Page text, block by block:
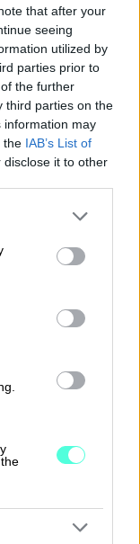
that after your
seeing
utilized by
parties prior to
the further
third parties on the
information may
the IAB’s List of
it to other
or more Google
You may click to
party tags to
in below Google
hyvin
kertoo.
ja
kasvuamme.
Myös
on
avustuksella
lämpimästi